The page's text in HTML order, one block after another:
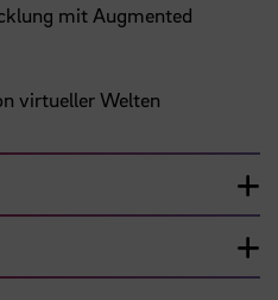
mit Augmented
virtueller Welten